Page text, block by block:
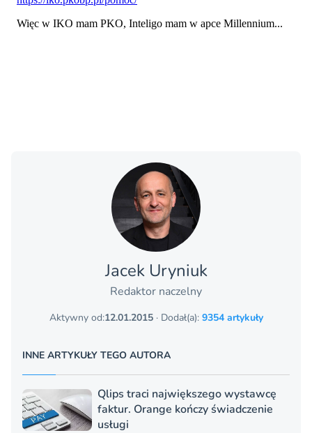
Jacek Uryniuk
Redaktor naczelny
Aktywny od:12.01.2015· Dodał(a): 9354 artykuły
INNE ARTYKUŁY TEGO AUTORA
Qlips traci największego wystawcę
faktur. Orange kończy świadczenie
usługi